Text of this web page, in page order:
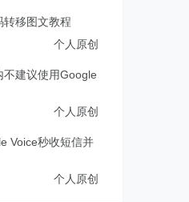
转移图文教程
个人原创
不建议使用Google
个人原创
Voice秒收短信并
个人原创